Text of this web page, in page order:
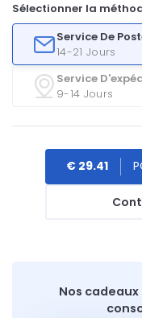
Sélectionner la
Service De
14-21 Jours
Service
9-14 Jours
€ 29.41
Nos